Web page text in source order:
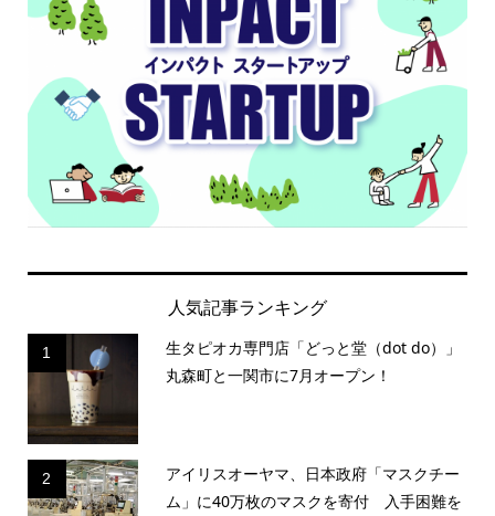
人気記事ランキング
1
生タピオカ専門店「どっと堂（dot do）」
丸森町と一関市に7月オープン！
2
アイリスオーヤマ、日本政府「マスクチー
ム」に40万枚のマスクを寄付 入手困難を